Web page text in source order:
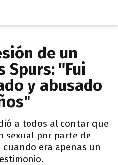
de un
Spurs: "Fui
y abusado
a todos al contar que
sexual por parte de
era apenas un